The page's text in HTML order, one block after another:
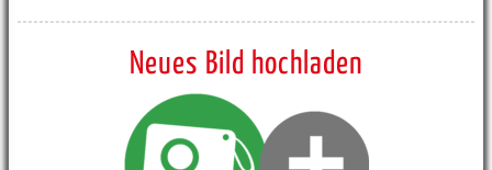
Neues Bild hochladen